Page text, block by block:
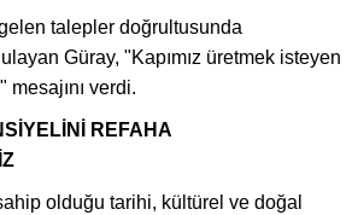
talepler doğrultusunda
Güray, "Kapımız üretmek isteyen
mesajını verdi.
REFAHA
olduğu tarihi, kültürel ve doğal